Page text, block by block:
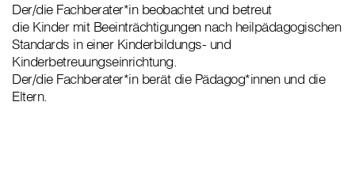
Der/die Fachberater*in beobachtet und betreut
die Kinder mit Beeinträchtigungen nach heilpädagogischen
Standards in einer Kinderbildungs- und
Kinderbetreuungseinrichtung.
Der/die Fachberater*in berät die Pädagog*innen und die
Eltern.